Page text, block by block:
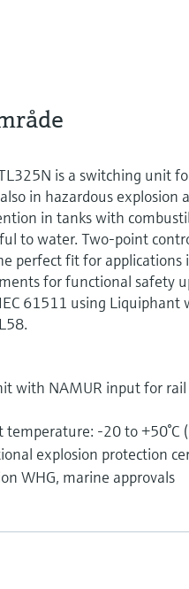
is a switching unit
in hazardous explosion
in tanks with
to water. Two-point
perfect fit for applications
for functional safety
61511 using Liquiphant
with NAMUR input for
temperature: -20 to +50°C
explosion protection
WHG, marine approvals